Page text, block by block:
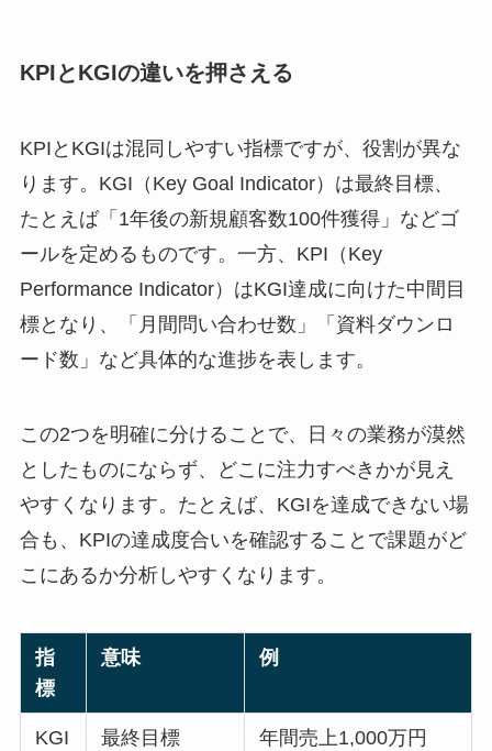
KPIとKGIの違いを押さえる
KPIとKGIは混同しやすい指標ですが、役割が異な
ります。KGI（Key Goal Indicator）は最終目標、
たとえば「1年後の新規顧客数100件獲得」などゴ
ールを定めるものです。一方、KPI（Key
Performance Indicator）はKGI達成に向けた中間目
標となり、「月間問い合わせ数」「資料ダウンロ
ード数」など具体的な進捗を表します。
この2つを明確に分けることで、日々の業務が漠然
としたものにならず、どこに注力すべきかが見え
やすくなります。たとえば、KGIを達成できない場
合も、KPIの達成度合いを確認することで課題がど
こにあるか分析しやすくなります。
指
標
意味 例
KGI 最終目標 年間売上1,000万円